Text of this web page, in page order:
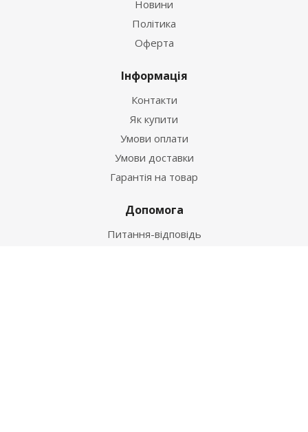
Новини
Політика
Оферта
Інформація
Контакти
Як купити
Умови оплати
Умови доставки
Гарантія на товар
Допомога
Питання-відповідь